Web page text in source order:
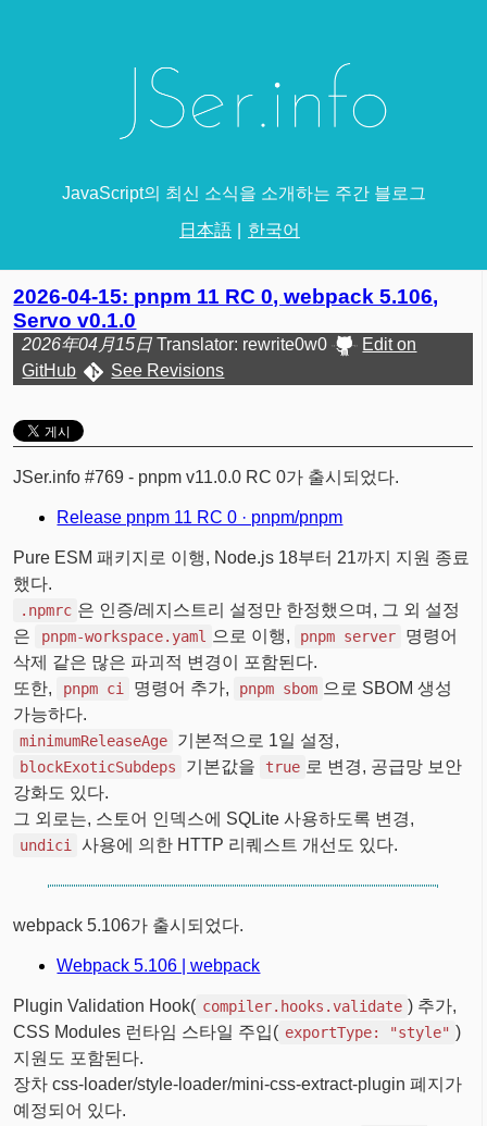
JavaScript의 최신 소식을 소개하는 주간 블로그
日本語 한국어
2026-04-15: pnpm 11 RC 0, webpack 5.106,
Servo v0.1.0
2026年04月15日 Translator: rewrite0w0
Edit on
GitHub
See Revisions
JSer.info #769 - pnpm v11.0.0 RC 0가 출시되었다.
Release pnpm 11 RC 0 · pnpm/pnpm
Pure ESM 패키지로 이행, Node.js 18부터 21까지 지원 종료
했다.
.npmrc 은 인증/레지스트리 설정만 한정했으며, 그 외 설정
은
pnpm-workspace.yaml 으로 이행, pnpm server
명령어
삭제 같은 많은 파괴적 변경이 포함된다.
또한,
pnpm ci 명령어 추가, pnpm sbom 으로 SBOM 생성
가능하다.
minimumReleaseAge 기본적으로 1일 설정,
blockExoticSubdeps 기본값을 true 로 변경, 공급망 보안
강화도 있다.
그 외로는, 스토어 인덱스에 SQLite 사용하도록 변경,
undici 사용에 의한 HTTP 리퀘스트 개선도 있다.
webpack 5.106가 출시되었다.
Webpack 5.106 | webpack
Plugin Validation Hook( compiler.hooks.validate ) 추가,
CSS Modules 런타임 스타일 주입( exportType: "style" )
지원도 포함된다.
장차 css-loader/style-loader/mini-css-extract-plugin 폐지가
예정되어 있다.